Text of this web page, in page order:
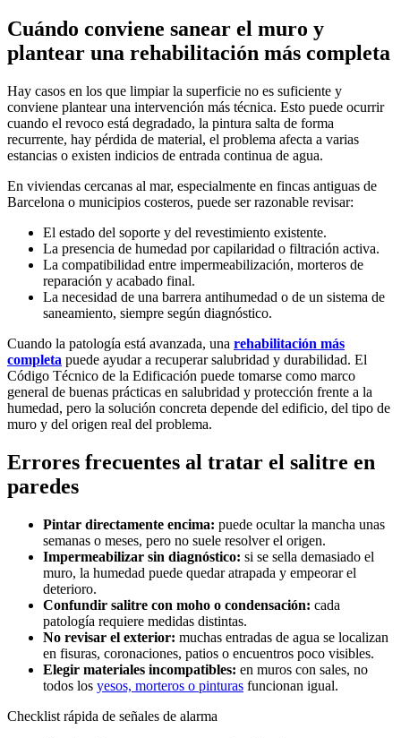
Cuándo conviene sanear el muro y
plantear una rehabilitación más completa
Hay casos en los que limpiar la superficie no es suficiente y
conviene plantear una intervención más técnica. Esto puede ocurrir
cuando el revoco está degradado, la pintura salta de forma
recurrente, hay pérdida de material, el problema afecta a varias
estancias o existen indicios de entrada continua de agua.
En viviendas cercanas al mar, especialmente en fincas antiguas de
Barcelona o municipios costeros, puede ser razonable revisar:
El estado del soporte y del revestimiento existente.
La presencia de humedad por capilaridad o filtración activa.
La compatibilidad entre impermeabilización, morteros de
reparación y acabado final.
La necesidad de una barrera antihumedad o de un sistema de
saneamiento, siempre según diagnóstico.
Cuando la patología está avanzada, una rehabilitación más
completa puede ayudar a recuperar salubridad y durabilidad. El
Código Técnico de la Edificación puede tomarse como marco
general de buenas prácticas en salubridad y protección frente a la
humedad, pero la solución concreta depende del edificio, del tipo de
muro y del origen real del problema.
Errores frecuentes al tratar el salitre en
paredes
Pintar directamente encima: puede ocultar la mancha unas
semanas o meses, pero no suele resolver el origen.
Impermeabilizar sin diagnóstico: si se sella demasiado el
muro, la humedad puede quedar atrapada y empeorar el
deterioro.
Confundir salitre con moho o condensación: cada
patología requiere medidas distintas.
No revisar el exterior: muchas entradas de agua se localizan
en fisuras, coronaciones, patios o encuentros poco visibles.
Elegir materiales incompatibles: en muros con sales, no
todos los yesos, morteros o pinturas funcionan igual.
Checklist rápida de señales de alarma